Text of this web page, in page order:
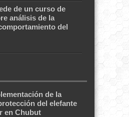
de un curso de
análisis de la
del
de la
del elefante
en Chubut